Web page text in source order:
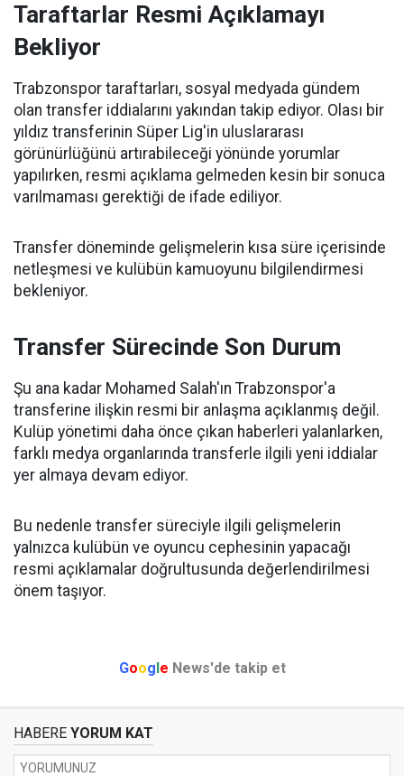
Taraftarlar Resmi Açıklamayı
Bekliyor
Trabzonspor taraftarları, sosyal medyada gündem
olan transfer iddialarını yakından takip ediyor. Olası bir
yıldız transferinin Süper Lig'in uluslararası
görünürlüğünü artırabileceği yönünde yorumlar
yapılırken, resmi açıklama gelmeden kesin bir sonuca
varılmaması gerektiği de ifade ediliyor.
Transfer döneminde gelişmelerin kısa süre içerisinde
netleşmesi ve kulübün kamuoyunu bilgilendirmesi
bekleniyor.
Transfer Sürecinde Son Durum
Şu ana kadar Mohamed Salah'ın Trabzonspor'a
transferine ilişkin resmi bir anlaşma açıklanmış değil.
Kulüp yönetimi daha önce çıkan haberleri yalanlarken,
farklı medya organlarında transferle ilgili yeni iddialar
yer almaya devam ediyor.
Bu nedenle transfer süreciyle ilgili gelişmelerin
yalnızca kulübün ve oyuncu cephesinin yapacağı
resmi açıklamalar doğrultusunda değerlendirilmesi
önem taşıyor.
Google News'de takip et
HABERE YORUM KAT